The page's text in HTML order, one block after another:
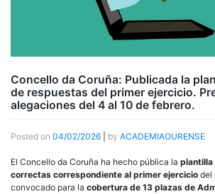
Concello da Coruña: Publicada la
de respuestas del primer ejercicio.
alegaciones del 4 al 10 de febrero.
Posted on 04/02/2026 by ACADEMIAOURENSE
El Concello da Coruña ha hecho pública la plantilla
correctas correspondiente al primer ejercicio del
convocado para la cobertura de 13 plazas de